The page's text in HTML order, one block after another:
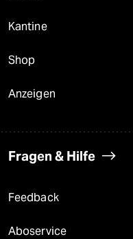
Kantine
Shop
Anzeigen
Fragen & Hilfe
Feedback
Aboservice